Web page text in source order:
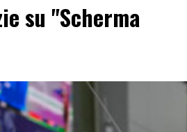
su "Scherma